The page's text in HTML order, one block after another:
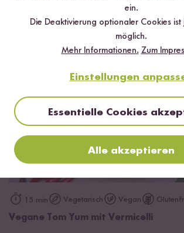
Würzpaste Tom Yum
15 min Vegetarisch Vegan
Vegane Tom Yum mit Vermicelli
ein.
Die Deaktivierung optionaler Cookies ist
möglich.
Mehr Informationen. Zum
Einstellungen
Essentielle Cookies
Alle akzeptieren